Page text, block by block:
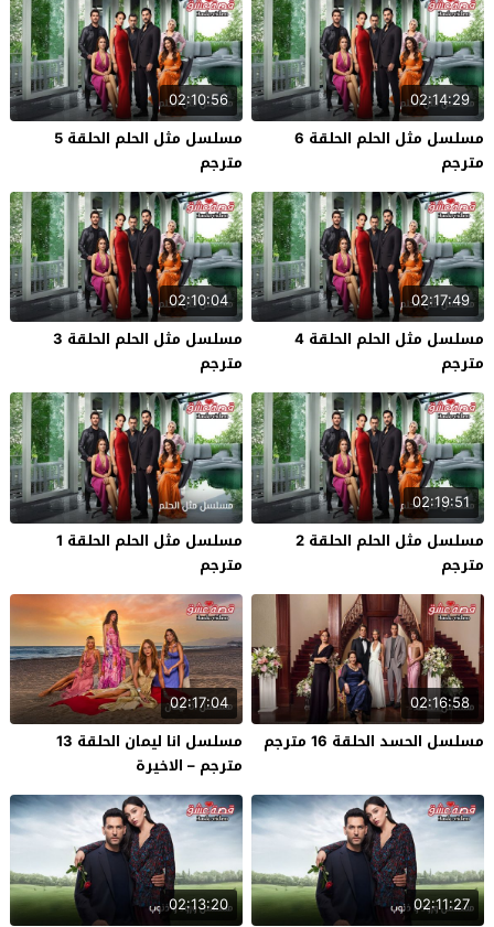
02:14:29
مسلسل مثل الحلم الحلقة 6
مترجم
02:10:56
مسلسل مثل الحلم الحلقة 5
مترجم
02:17:49
مسلسل مثل الحلم الحلقة 4
مترجم
02:10:04
مسلسل مثل الحلم الحلقة 3
مترجم
02:19:51
مسلسل مثل الحلم الحلقة 2
مترجم
مسلسل مثل الحلم الحلقة 1
مترجم
02:16:58
مسلسل الحسد الحلقة 16 مترجم
02:17:04
مسلسل انا ليمان الحلقة 13
مترجم – الاخيرة
02:11:27
02:13:20